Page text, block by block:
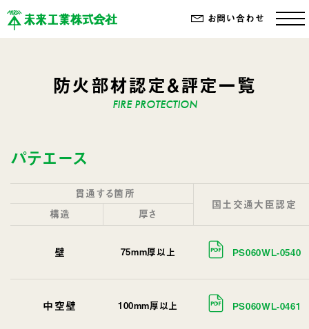
お問い合わせ
防火部材認定＆評定一覧
パテエース
貫通する箇所
国土交通大臣認定
構造 厚さ
壁 75mm厚以上 PS060WL-0540
中空壁 100mm厚以上 PS060WL-0461